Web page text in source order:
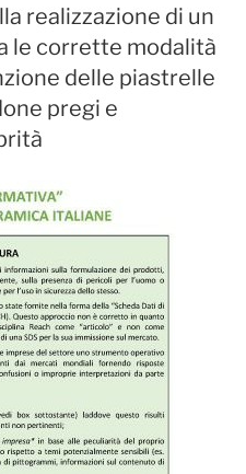
realizzazione di un
le corrette modalità
delle piastrelle
pregi e